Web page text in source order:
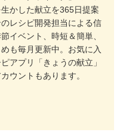
かした献立を365日提案
レシピ開発担当による信
イベント、時短＆簡単、
も毎月更新中。お気に入
アプリ「きょうの献立」
ウントもあります。